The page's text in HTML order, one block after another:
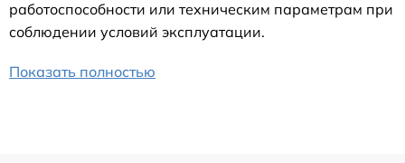
работоспособности или техническим параметрам при
соблюдении условий эксплуатации.
Показать полностью